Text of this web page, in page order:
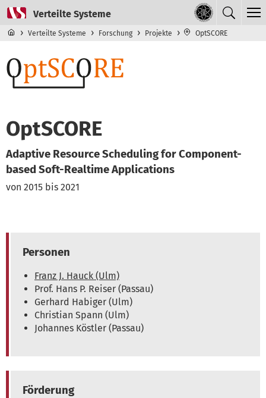
Direkt zum Inhalt
Navigationsmenü der obersten Ebene
Verteilte Systeme Forschung Projekte OptSCORE
OptSCORE
Adaptive Resource Scheduling for Component-
based Soft-Realtime Applications
von 2015 bis 2021
Personen
Franz J. Hauck (Ulm)
Prof. Hans P. Reiser (Passau)
Gerhard Habiger (Ulm)
Christian Spann (Ulm)
Johannes Köstler (Passau)
Förderung